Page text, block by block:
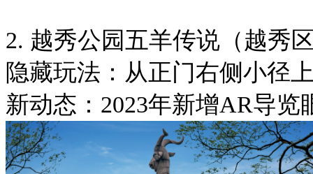
2. 越秀公园五羊传说（越秀
隐藏玩法：从正门右侧小径
新动态：2023年新增AR导